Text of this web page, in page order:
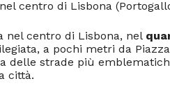
centro di Lisbona
nel centro di Lisbona, nel
a pochi metri da
delle strade più
città.